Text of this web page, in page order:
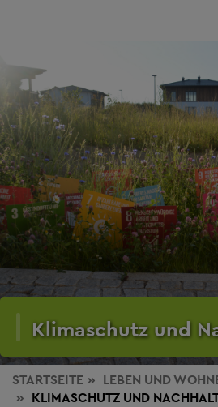
Klimaschutz und
STARTSEITE LEBEN UND
KLIMASCHUTZ UND